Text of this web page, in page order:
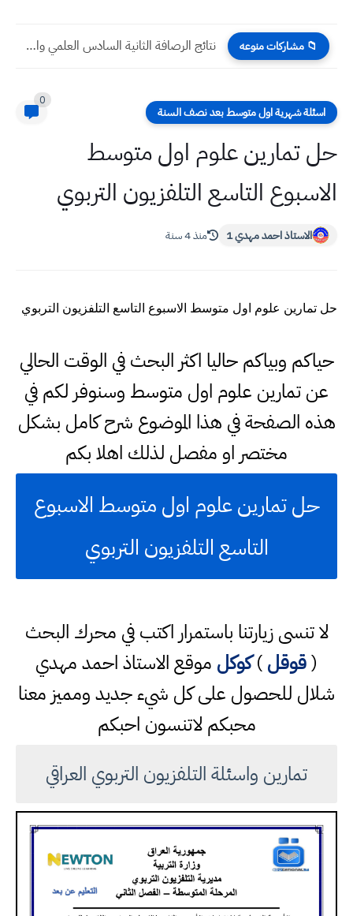
📁 مشاركات منوعه نتائج الرصافة الثانية السادس العلمي والادبي 2022 الدور الثاني تطبيقي...
اسئلة شهرية اول متوسط بعد نصف السنة
0
حل تمارين علوم اول متوسط
الاسبوع التاسع التلفزيون التربوي
الاستاذ احمد مهدي 1 منذ 4 سنة
حل تمارين علوم اول متوسط الاسبوع التاسع التلفزيون التربوي
حياكم وبياكم حاليا اكثر البحث في الوقت الحالي
عن تمارين علوم اول متوسط وسنوفر لكم في
هذه الصفحة في هذا الموضوع شرح كامل بشكل
مختصر او مفصل لذلك اهلا بكم
حل تمارين علوم اول متوسط الاسبوع
التاسع التلفزيون التربوي
لا تنسى زيارتنا باستمرار اكتب في محرك البحث
(قوقل)كوكل موقع الاستاذ احمد مهدي
شلال للحصول على كل شيء جديد ومميز معنا
محبكم لاتنسون احبكم
تمارين واسئلة التلفزيون التربوي العراقي